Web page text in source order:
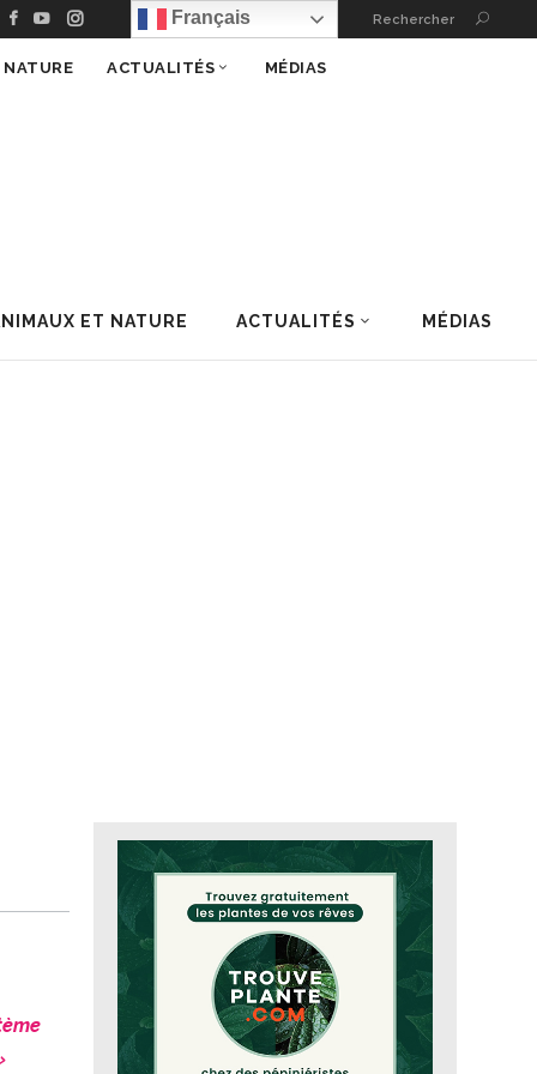
Français Rechercher
ET NATURE ACTUALITÉS MÉDIAS
ACTUALITÉS MÉDIAS